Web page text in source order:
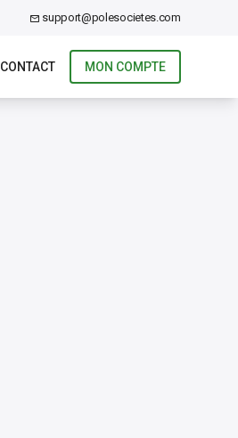
support@polesocietes.com
CONTACT MON COMPTE